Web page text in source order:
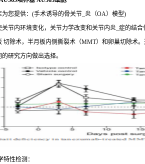
为您提供：(手术诱导的骨关节_炎（OA）模型)
节内环境变化，关节力学改变和关节内炎_症的结
切除术，半月板内侧撕裂术（MMT）和卵巢切除术
研究方向做出选择。
性检测：